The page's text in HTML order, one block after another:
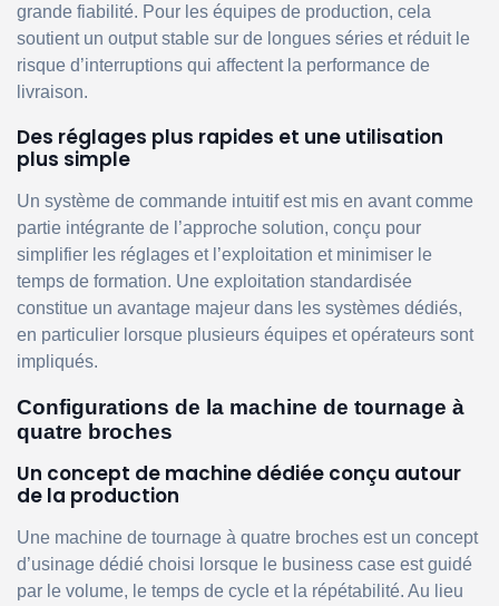
grande fiabilité. Pour les équipes de production, cela
soutient un output stable sur de longues séries et réduit le
risque d’interruptions qui affectent la performance de
livraison.
Des réglages plus rapides et une utilisation
plus simple
Un système de commande intuitif est mis en avant comme
partie intégrante de l’approche solution, conçu pour
simplifier les réglages et l’exploitation et minimiser le
temps de formation. Une exploitation standardisée
constitue un avantage majeur dans les systèmes dédiés,
en particulier lorsque plusieurs équipes et opérateurs sont
impliqués.
Configurations de la machine de tournage à
quatre broches
Un concept de machine dédiée conçu autour
de la production
Une machine de tournage à quatre broches est un concept
d’usinage dédié choisi lorsque le business case est guidé
par le volume, le temps de cycle et la répétabilité. Au lieu